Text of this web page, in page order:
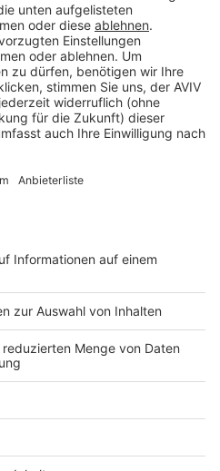
in unserer Reg...
in unserer Region.
geprüft